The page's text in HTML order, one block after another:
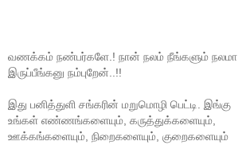
வணக்கம் நண்பர்களே.! நான் நலம் நீங்களும் நலமா
இருப்பீங்கனு நம்புறேன்..!!
இது பனித்துளி சங்கரின் மறுமொழி பெட்டி. இங்கு
உங்கள் எண்ணங்களையும், கருத்துக்களையும்,
ஊக்கங்களையும், நிறைகளையும், குறைகளையும்